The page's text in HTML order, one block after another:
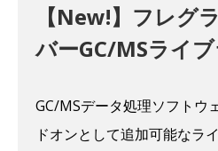
【New!】フレグ
バーGC/MSライブ
GC/MSデータ処理ソフトウ
ドオンとして追加可能なラ